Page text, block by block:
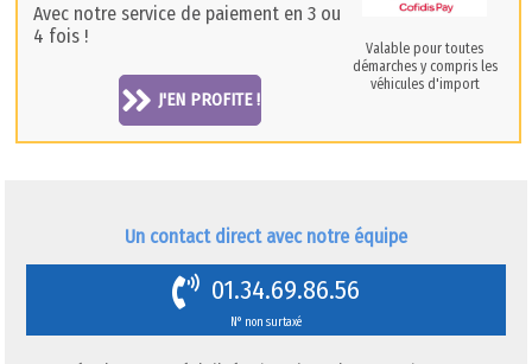
Avec notre service de paiement en 3 ou
4 fois !
J'EN PROFITE !
Valable pour toutes
démarches y compris les
véhicules d'import
Un contact direct avec notre équipe
01.34.69.86.56
N° non surtaxé